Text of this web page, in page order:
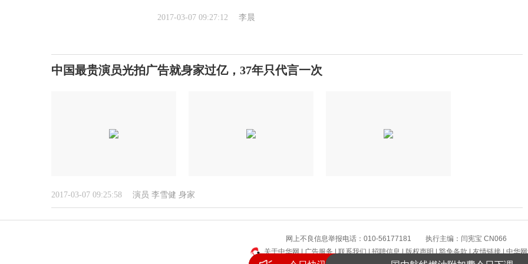
2017-03-07 09:27:12 李晨
中国最贵演员光拍广告就身家过亿，37年只代言一次
2017-03-07 09:25:58 演员 李雪健 身家
网上不良信息举报电话：010-56177181 执行主编：闫宪宝 CN066
关于中华网|广告服务|联系我们|招聘信息|版权声明|豁免条款|友情链接|中华
8月高温热浪来袭，这些地方需注意